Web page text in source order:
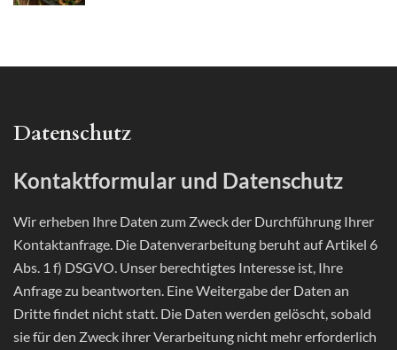
Datenschutz
Kontaktformular und Datenschutz
Wir erheben Ihre Daten zum Zweck der Durchführung Ihrer
Kontaktanfrage. Die Datenverarbeitung beruht auf Artikel 6
Abs. 1 f) DSGVO. Unser berechtigtes Interesse ist, Ihre
Anfrage zu beantworten. Eine Weitergabe der Daten an
Dritte findet nicht statt. Die Daten werden gelöscht, sobald
sie für den Zweck ihrer Verarbeitung nicht mehr erforderlich